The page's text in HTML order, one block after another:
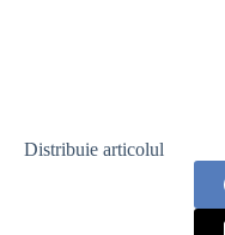
Distribuie articolul